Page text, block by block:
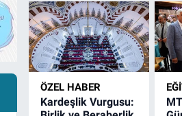
ÖZEL HABER
Kardeşlik Vurgusu: